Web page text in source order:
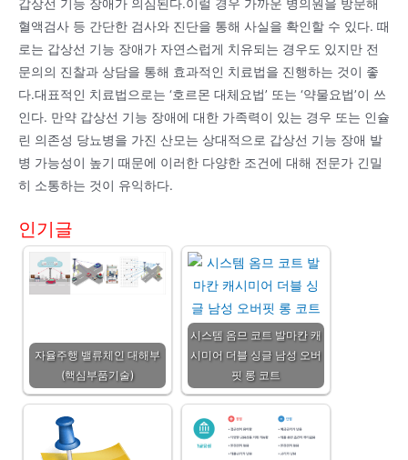
갑상선 기능 장애가 의심된다.이럴 경우 가까운 병의원을 방문해
혈액검사 등 간단한 검사와 진단을 통해 사실을 확인할 수 있다. 때
로는 갑상선 기능 장애가 자연스럽게 치유되는 경우도 있지만 전
문의의 진찰과 상담을 통해 효과적인 치료법을 진행하는 것이 좋
다.대표적인 치료법으로는 ‘호르몬 대체요법’ 또는 ‘약물요법’이 쓰
인다. 만약 갑상선 기능 장애에 대한 가족력이 있는 경우 또는 인슐
린 의존성 당뇨병을 가진 산모는 상대적으로 갑상선 기능 장애 발
병 가능성이 높기 때문에 이러한 다양한 조건에 대해 전문가 긴밀
히 소통하는 것이 유익하다.
인기글
자율주행 밸류체인 대해부
(핵심부품기술)
시스템 옴므 코트 발마칸 캐
시미어 더블 싱글 남성 오버
핏 롱 코트